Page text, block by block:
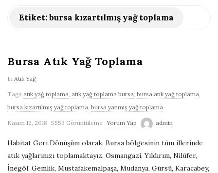
t
a
t
G
e
Etiket:bursa kızartılmış yağ toplama
Bursa Atık Yağ Toplama
In Atık Yağ
Tags atık yağ toplama, atık yağ toplama bursa, bursa atık yağ toplama,
bursa kızartılmış yağ toplama, bursa yanmış yağ toplama
Kasım 12, 2018 5553 Görüntüleme Yorum Yap admin
Habitat Geri Dönüşüm olarak, Bursa bölgesinin tüm illerinde
atık yağlarınızı toplamaktayız. Osmangazi, Yıldırım, Nilüfer,
İnegöl, Gemlik, Mustafakemalpaşa, Mudanya, Gürsü, Karacabey,